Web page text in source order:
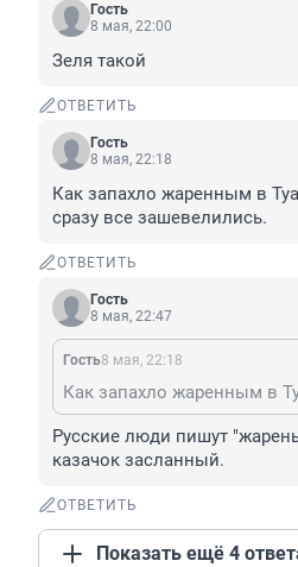
Гость
8 мая, 22:00
Зеля такой
ОТВЕТИТЬ
Гость
8 мая, 22:18
Как запахло жаренным в
сразу все зашевелились.
ОТВЕТИТЬ
Гость
8 мая, 22:47
Гость8 мая, 22:18
Русские люди пишут
казачок засланный.
ОТВЕТИТЬ
Показать ещё 4